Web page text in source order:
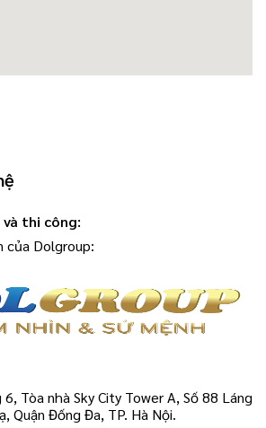
và thi công:
của Dolgroup:
Tòa nhà Sky City Tower A, Số 88 Láng
Quận Đống Đa, TP. Hà Nội.